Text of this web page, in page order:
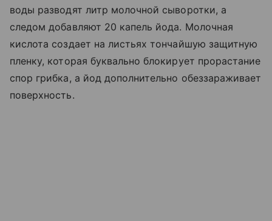
воды разводят литр молочной сыворотки, а
следом добавляют 20 капель йода. Молочная
кислота создает на листьях тончайшую защитную
пленку, которая буквально блокирует прорастание
спор грибка, а йод дополнительно обеззараживает
поверхность.